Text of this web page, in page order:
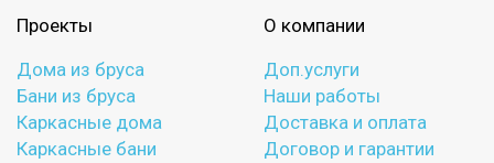
Проекты
Дома из бруса
Бани из бруса
Каркасные дома
Каркасные бани
О компании
Доп.услуги
Наши работы
Доставка и оплата
Договор и гарантии